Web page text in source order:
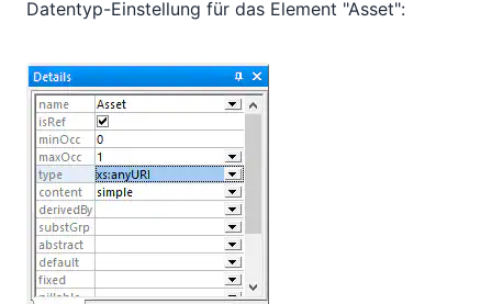
Datentyp-Einstellung für das Element "Asset":